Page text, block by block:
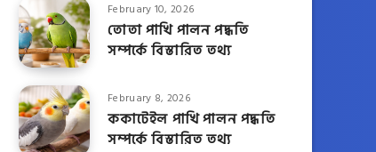
February 10, 2026
তোতা পাখি পালন পদ্ধতি
সম্পর্কে বিস্তারিত তথ্য
February 8, 2026
ককাটেইল পাখি পালন পদ্ধতি
সম্পর্কে বিস্তারিত তথ্য